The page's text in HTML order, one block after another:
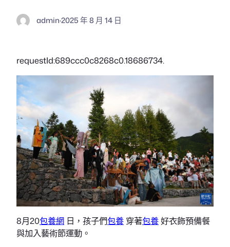
admin·2025 年 8 月 14 日
requestId:689ccc0c8268c0.18686734.
8月20包養網 日，孩子們包養 穿著包養好衣飾預備餐
與加入藝術節運動。